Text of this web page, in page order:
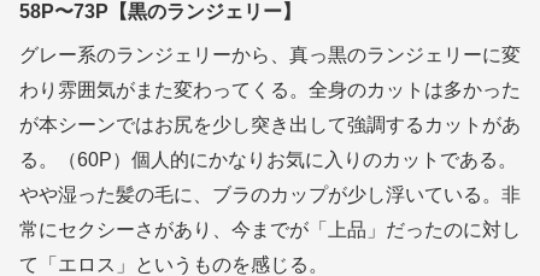
58P〜73P【黒のランジェリー】
グレー系のランジェリーから、真っ黒のランジェリーに変
わり雰囲気がまた変わってくる。全身のカットは多かった
が本シーンではお尻を少し突き出して強調するカットがあ
る。（60P）個人的にかなりお気に入りのカットである。
やや湿った髪の毛に、ブラのカップが少し浮いている。非
常にセクシーさがあり、今までが「上品」だったのに対し
て「エロス」というものを感じる。